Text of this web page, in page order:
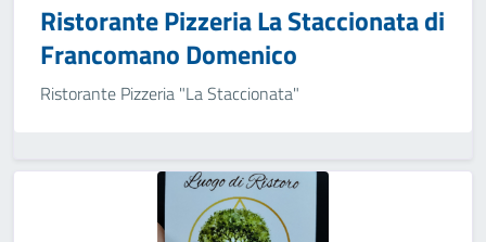
Ristorante Pizzeria La Staccionata di
Francomano Domenico
Ristorante Pizzeria "La Staccionata"